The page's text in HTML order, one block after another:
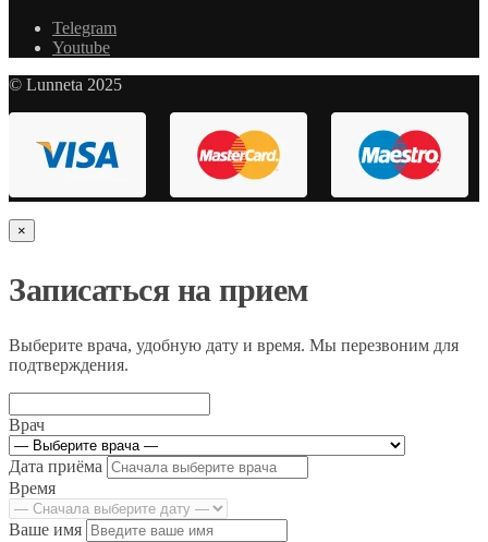
Telegram
Youtube
© Lunneta 2025
×
Записаться на прием
Выберите врача, удобную дату и время. Мы перезвоним для
подтверждения.
Врач
Дата приёма
Время
Ваше имя